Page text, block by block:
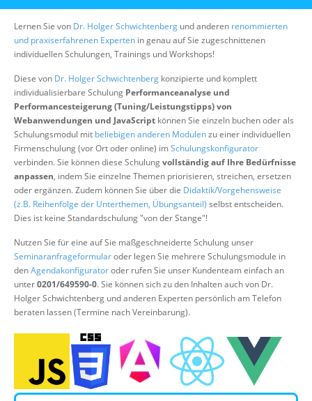
Über uns
Suche
Lernen Sie von Dr. Holger Schwichtenberg und anderen renommierten
und praxiserfahrenen Experten in genau auf Sie zugeschnittenen
individuellen Schulungen, Trainings und Workshops!
Diese von Dr. Holger Schwichtenberg konzipierte und komplett
individualisierbare Schulung Performanceanalyse und
Performancesteigerung (Tuning/Leistungstipps) von
Webanwendungen und JavaScript können Sie einzeln buchen oder als
Schulungsmodul mit beliebigen anderen Modulenzu einer individuellen
Firmenschulung (vor Ort oder online) imSchulungskonfigurator
verbinden. Sie können diese Schulungvollständig auf Ihre Bedürfnisse
anpassen, indem Sie einzelne Themen priorisieren, streichen, ersetzen
oder ergänzen. Zudem können Sie über die Didaktik/Vorgehensweise
(z.B. Reihenfolge der Unterthemen, Übungsanteil) selbst entscheiden.
Dies ist keine Standardschulung "von der Stange"!
Nutzen Sie für eine auf Sie maßgeschneiderte Schulung unser
Seminaranfrageformularoder legen Sie mehrere Schulungsmodule in
denAgendakonfiguratoroder rufen Sie unser Kundenteam einfach an
unter0201/649590-0. Sie können sich zu den Inhalten auch von Dr.
Holger Schwichtenberg und anderen Experten persönlich am Telefon
beraten lassen (Termine nach Vereinbarung).